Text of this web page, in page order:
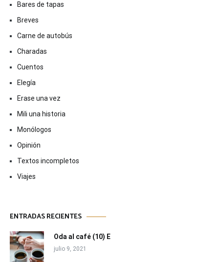
Bares de tapas
Breves
Carne de autobús
Charadas
Cuentos
Elegía
Erase una vez
Mili una historia
Monólogos
Opinión
Textos incompletos
Viajes
ENTRADAS RECIENTES
Oda al café (10) E
julio 9, 2021